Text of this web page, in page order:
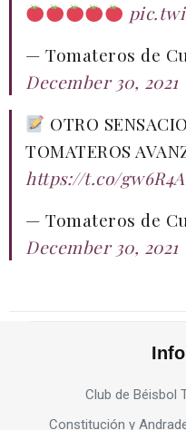
— Tomateros de
December 30, 2021
OTRO
TOMATEROS
https://t.co/
— Tomateros de
December 30, 2021
Club de Béisbol
Constitución y